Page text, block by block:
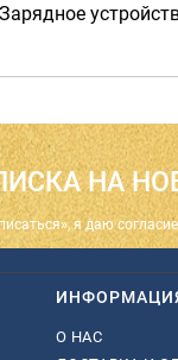
Зарядное
НА
я даю
О НАС